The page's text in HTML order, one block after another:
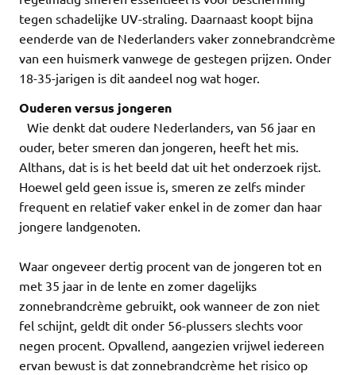
tegen schadelijke UV-straling. Daarnaast koopt bijna
eenderde van de Nederlanders vaker zonnebrandcrème
van een huismerk vanwege de gestegen prijzen. Onder
18-35-jarigen is dit aandeel nog wat hoger.
Ouderen versus jongeren
Wie denkt dat oudere Nederlanders, van 56 jaar en
ouder, beter smeren dan jongeren, heeft het mis.
Althans, dat is is het beeld dat uit het onderzoek rijst.
Hoewel geld geen issue is, smeren ze zelfs minder
frequent en relatief vaker enkel in de zomer dan haar
jongere landgenoten.
Waar ongeveer dertig procent van de jongeren tot en
met 35 jaar in de lente en zomer dagelijks
zonnebrandcrème gebruikt, ook wanneer de zon niet
fel schijnt, geldt dit onder 56-plussers slechts voor
negen procent. Opvallend, aangezien vrijwel iedereen
ervan bewust is dat zonnebrandcrème het risico op